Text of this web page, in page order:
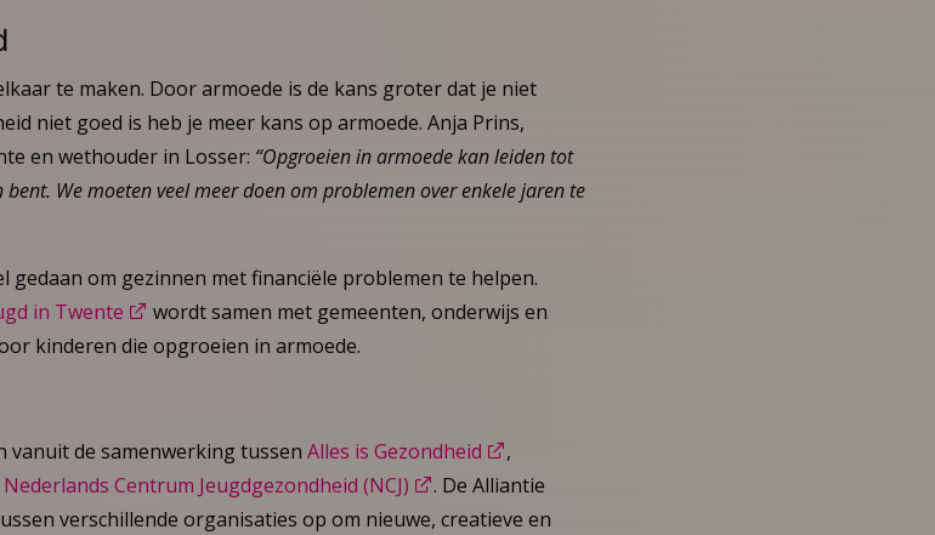
te maken. Door armoede is de kans groter dat je niet
niet goed is heb je meer kans op armoede. Anja Prins,
en wethouder in Losser: “Opgroeien in armoede kan leiden tot
We moeten veel meer doen om problemen over enkele jaren te
gedaan om gezinnen met financiële problemen te helpen.
in Twente
wordt samen met gemeenten, onderwijs en
kinderen die opgroeien in armoede.
vanuit de samenwerking tussen Alles is Gezondheid
,
Nederlands Centrum Jeugdgezondheid (NCJ)
. De Alliantie
verschillende organisaties op om nieuwe, creatieve en